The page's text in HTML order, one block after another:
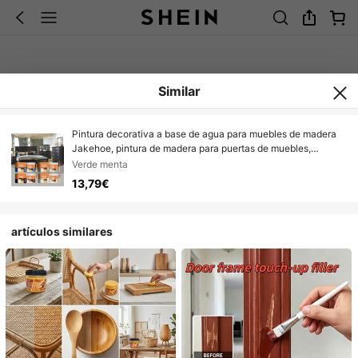
Similar
Pintura decorativa a base de agua para muebles de madera
Jakehoe, pintura de madera para puertas de muebles,
renovación de puertas y ventanas, cambio de color, pintura
de madera a base de agua de colores
Verde menta
13,79€
artículos similares